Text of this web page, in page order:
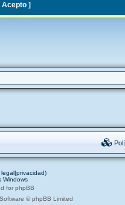
Acepto ]
Windows
for phpBB
© phpBB Limited